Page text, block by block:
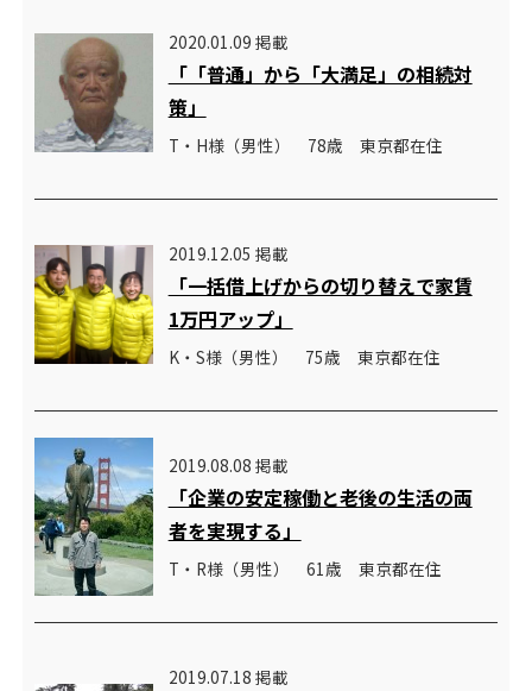
2020.01.09 掲載
「「普通」から「大満足」の相続対
策」
T・H様（男性） 78歳 東京都在住
2019.12.05 掲載
「一括借上げからの切り替えで家賃
1万円アップ」
K・S様（男性） 75歳 東京都在住
2019.08.08 掲載
「企業の安定稼働と老後の生活の両
者を実現する」
T・R様（男性） 61歳 東京都在住
2019.07.18 掲載